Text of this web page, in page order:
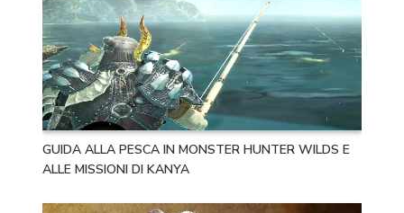
GUIDA ALLA PESCA IN MONSTER HUNTER WILDS E
ALLE MISSIONI DI KANYA